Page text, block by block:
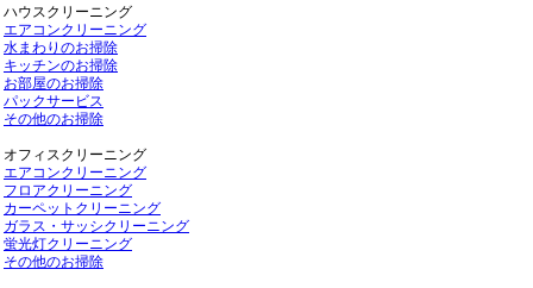
ハウスクリーニング
エアコンクリーニング
水まわりのお掃除
キッチンのお掃除
お部屋のお掃除
パックサービス
その他のお掃除
オフィスクリーニング
エアコンクリーニング
フロアクリーニング
カーペットクリーニング
ガラス・サッシクリーニング
蛍光灯クリーニング
その他のお掃除